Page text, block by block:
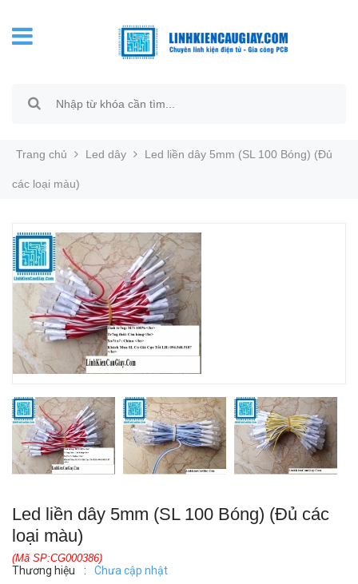
Trang chủ Led dây Led liền dây 5mm (SL 100 Bóng) (Đủ
các loại màu)
Led liền dây 5mm (SL 100 Bóng) (Đủ các
loại màu)
(Mã SP:CG000386)
Thương hiệu : Chưa cập nhật